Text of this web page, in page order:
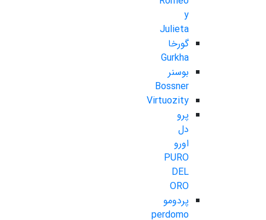
y
Julieta
گورخا
Gurkha
بوسنر
Bossner
Virtuozity
پرو
دل
اورو
PURO
DEL
ORO
پردومو
perdomo